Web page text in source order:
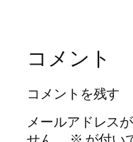
コメント
コメントを残す
メールアドレス